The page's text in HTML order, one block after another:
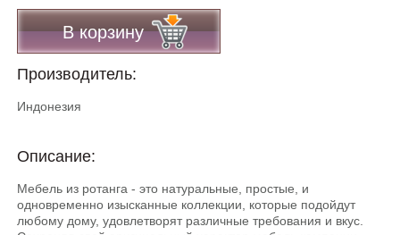
В корзину
Производитель:
Индонезия
Описание:
Мебель из ротанга - это натуральные, простые, и
одновременно изысканные коллекции, которые подойдут
любому дому, удовлетворят различные требования и вкус.